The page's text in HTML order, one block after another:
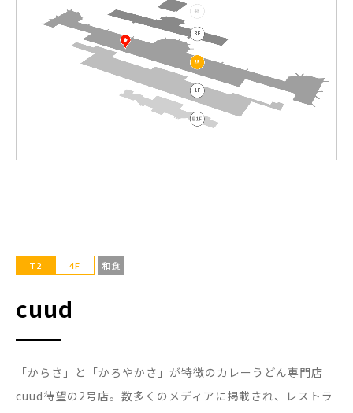
T2 4F 和食
cuud
「からさ」と「かろやかさ」が特徴のカレーうどん専門店
cuud待望の2号店。数多くのメディアに掲載され、レストラ